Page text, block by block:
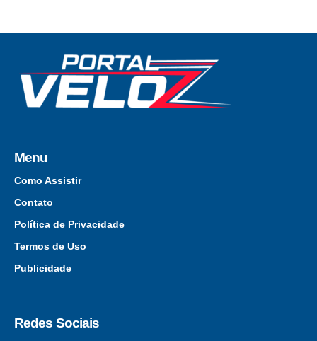
Menu
Como Assistir
Contato
Política de Privacidade
Termos de Uso
Publicidade
Redes Sociais